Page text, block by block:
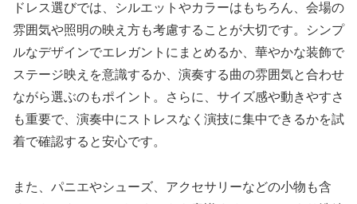
ドレス選びでは、シルエットやカラーはもちろん、会場の
雰囲気や照明の映え方も考慮することが大切です。シンプ
ルなデザインでエレガントにまとめるか、華やかな装飾で
ステージ映えを意識するか、演奏する曲の雰囲気と合わせ
ながら選ぶのもポイント。さらに、サイズ感や動きやすさ
も重要で、演奏中にストレスなく演技に集中できるかを試
着で確認すると安心です。
また、パニエやシューズ、アクセサリーなどの小物も含